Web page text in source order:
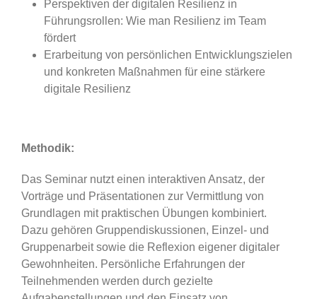
Perspektiven der digitalen Resilienz in
Führungsrollen: Wie man Resilienz im Team
fördert
Erarbeitung von persönlichen Entwicklungszielen
und konkreten Maßnahmen für eine stärkere
digitale Resilienz
Methodik:
Das Seminar nutzt einen interaktiven Ansatz, der
Vorträge und Präsentationen zur Vermittlung von
Grundlagen mit praktischen Übungen kombiniert.
Dazu gehören Gruppendiskussionen, Einzel- und
Gruppenarbeit sowie die Reflexion eigener digitaler
Gewohnheiten. Persönliche Erfahrungen der
Teilnehmenden werden durch gezielte